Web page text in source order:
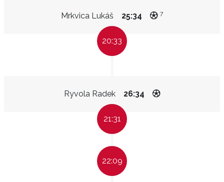
Mrkvica Lukáš 25:34 7
20:33
Ryvola Radek 26:34
21:31
22:09